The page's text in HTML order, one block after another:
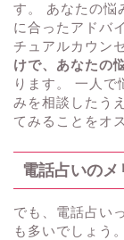
す。 あなたの悩
に合ったアドバ
チュアルカウン
けで、あなたの
ります。 一人で
みを相談したう
てみることをオ
電話占いのメ
でも、電話占い
も多いでしょう